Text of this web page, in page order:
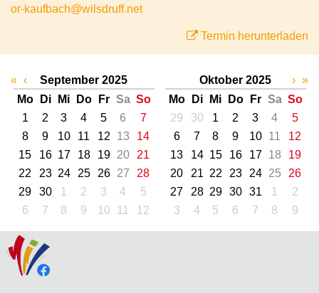
or-kaufbach@wilsdruff.net
Termin herunterladen
« ‹
September 2025
Mo
Di Mi Do Fr Sa So
1
2 3 4 5 6
7
8
9 10 11 12 13
14
15
16 17 18 19 20
21
22
23 24 25 26 27
28
29
30 1 2 3 4
5
6
7 8 9 10 11 12
Oktober 2025
Mo
Di Mi Do Fr Sa So
29
30 1 2 3 4
5
6
7 8 9 10 11
12
13
14 15 16 17 18
19
20
21 22 23 24 25
26
27
28 29 30 31 1
2
3
4 5 6 7 8 9
› »